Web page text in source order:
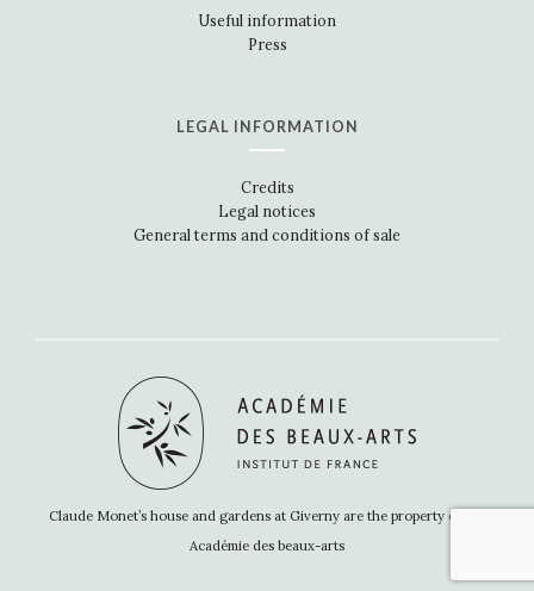
Useful information
Press
LEGAL INFORMATION
Credits
Legal notices
General terms and conditions of sale
Claude Monet’s house and gardens at Giverny are the property of the
Académie des beaux-arts